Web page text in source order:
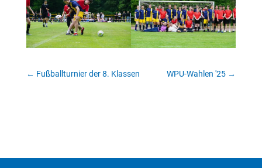
← Fußballturnier der 8. Klassen WPU-Wahlen '25 →